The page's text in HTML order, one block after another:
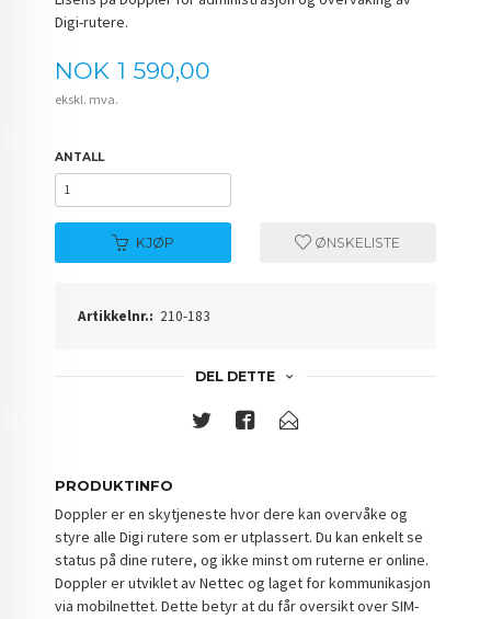
Digi-rutere.
Pris
NOK 1 590,00
ekskl. mva.
ANTALL
KJØP ØNSKELISTE
Artikkelnr.: 210-183
DEL DETTE
PRODUKTINFO
Doppler er en skytjeneste hvor dere kan overvåke og
styre alle Digi rutere som er utplassert. Du kan enkelt se
status på dine rutere, og ikke minst om ruterne er online.
Doppler er utviklet av Nettec og laget for kommunikasjon
via mobilnettet. Dette betyr at du får oversikt over SIM-